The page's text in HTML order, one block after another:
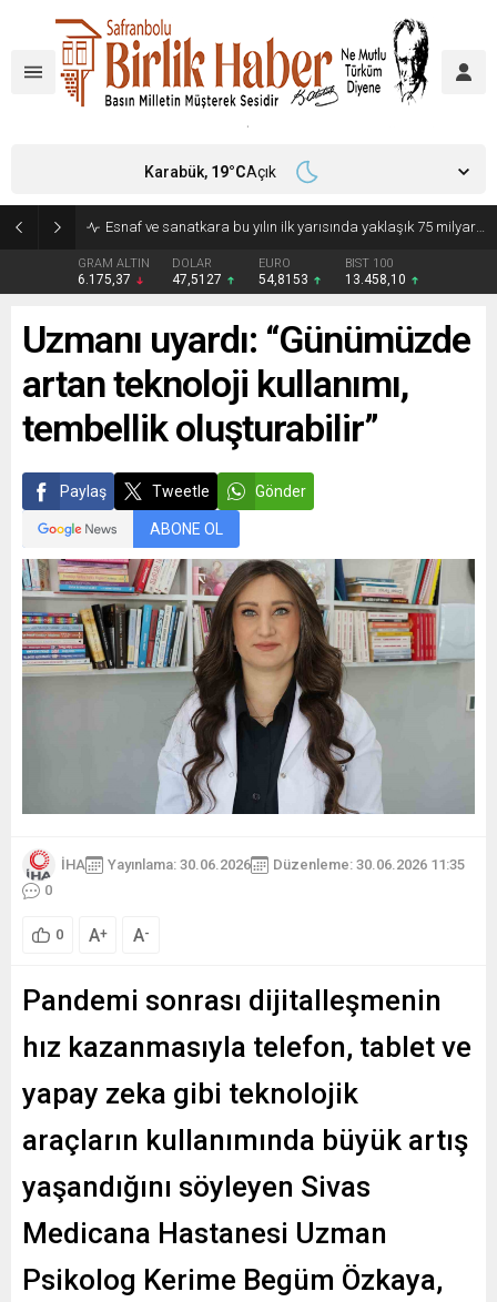
Esnaf ve sanatkara bu yılın ilk yarısında yaklaşık 75 milyar lira finansman
GRAM ALTIN
6.175,37
DOLAR
47,5127
EURO
54,8153
BIST 100
13.458,10
Karabük, 19°CAçık
Uzmanı uyardı: “Günümüzde
artan teknoloji kullanımı,
tembellik oluşturabilir”
Paylaş Tweetle Gönder
ABONE OL
İHA Yayınlama: 30.06.2026
Düzenleme: 30.06.2026 11:35
0
0 A+ A-
Pandemi sonrası dijitalleşmenin
hız kazanmasıyla telefon, tablet ve
yapay zeka gibi teknolojik
araçların kullanımında büyük artış
yaşandığını söyleyen Sivas
Medicana Hastanesi Uzman
Psikolog Kerime Begüm Özkaya,